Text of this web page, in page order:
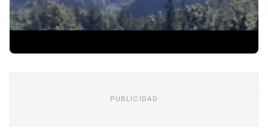
PUBLICIDAD